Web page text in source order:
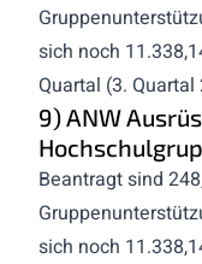
sich noch
Quartal (3.
9) ANW
Beantragt sind
sich noch